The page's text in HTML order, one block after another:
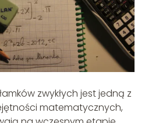
zwykłych jest jedną z
matematycznych,